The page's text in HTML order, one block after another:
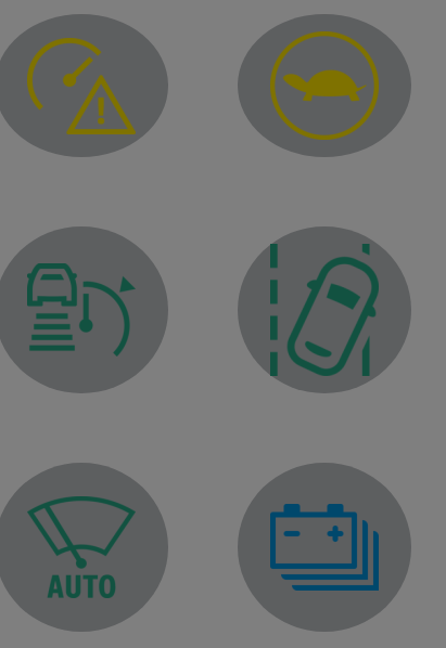
and/or "Driver Fatigue" alerts
Overspeed warning light
Limited performance
Adaptive cruise control warning light Stop and Go
Lane departure warning
tale
Automatic wiping function warning lightTraction battery gauge